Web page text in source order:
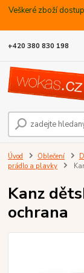
Veškeré zboží
+420 380 830 198
Úvod Oblečení
prádlo a plavky
Kanz
ochrana